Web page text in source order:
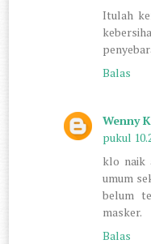
Itulah
Balas
Wenny
pukul
klo naik
umum
belum
masker.
Balas